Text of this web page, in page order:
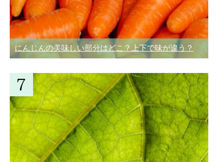
にんじんの美味しい部分はどこ？上下で味が違う？